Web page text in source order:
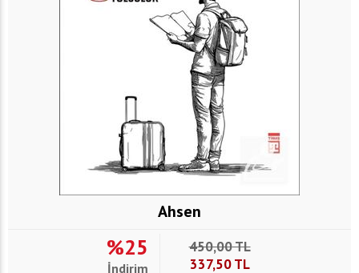
Ahsen
%25
İndirim
450,00TL
337,50TL